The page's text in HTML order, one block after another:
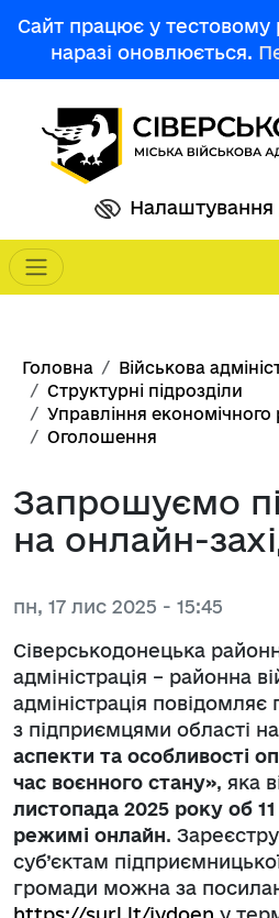
Сайт працює у тестовому
наразі оновлюється.
Налаштування
Main navigation
Рядок навіґації
Головна
Військова
Структурні підрозділи
Управління економічного
Оголошення
Запрошуємо
на онлайн-
пн, 17 лис 2025 - 15:45
Сіверськодонецька
адміністрація – районна
адміністрація повідомляє
з підприємцями області
аспекти та особливості
час воєнного стану», яка
листопада 2025 року об
режимі онлайн.
суб’єктам
громади можна за